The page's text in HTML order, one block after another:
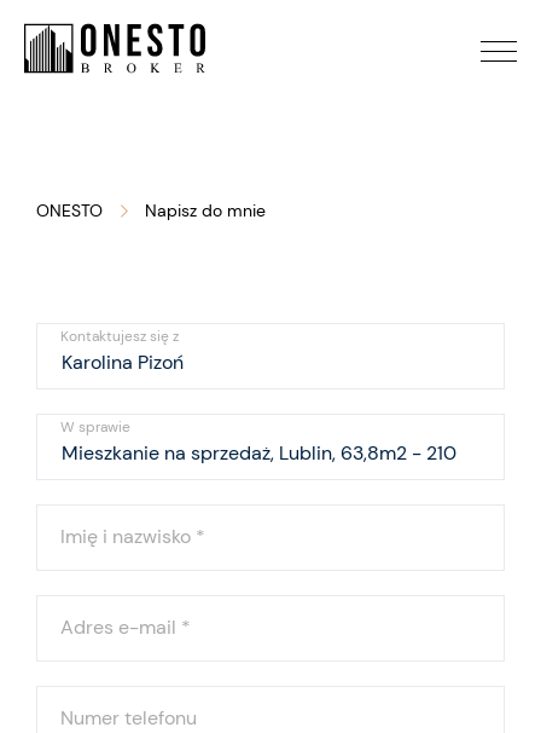
ONESTO Napisz do mnie
Kontaktujesz się z
W sprawie
Imię i nazwisko *
Adres e-mail *
Numer telefonu